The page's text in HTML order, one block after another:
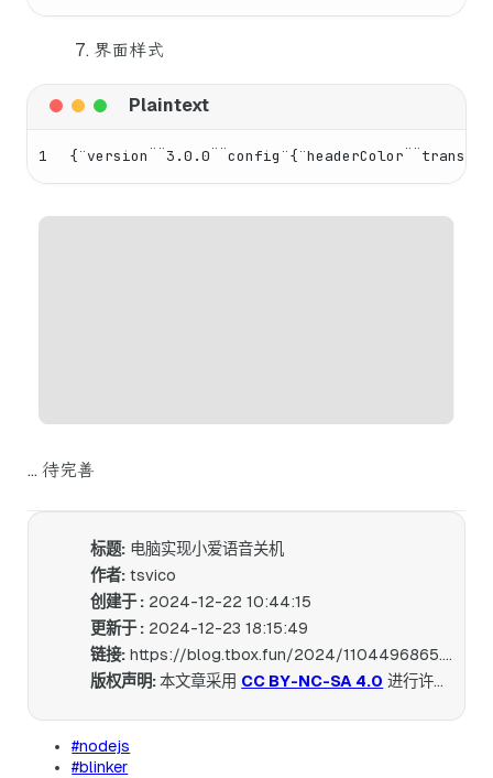
界面样式
1
… 待完善
标题: 电脑实现小爱语音关机
作者: tsvico
创建于 : 2024-12-22 10:44:15
更新于 : 2024-12-23 18:15:49
链接: https://blog.tbox.fun/2024/1104496865.html
版权声明:本文章采用 CC BY-NC-SA 4.0 进行许可。
#nodejs
#blinker